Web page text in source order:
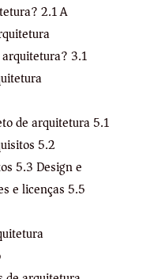
2.1 A
3.1
de arquitetura 5.1
5.2
5.3 Design e
e licenças 5.5